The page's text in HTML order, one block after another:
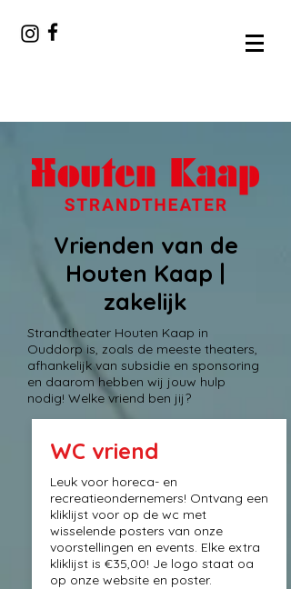
Vrienden van de
Houten Kaap |
zakelijk
Strandtheater Houten Kaap in
Ouddorp is, zoals de meeste theaters,
afhankelijk van subsidie en sponsoring
en daarom hebben wij jouw hulp
nodig! Welke vriend ben jij?
WC vriend
Leuk voor horeca- en
recreatieondernemers! Ontvang een
kliklijst voor op de wc met
wisselende posters van onze
voorstellingen en events. Elke extra
kliklijst is €35,00! Je logo staat oa
op onze website en poster.